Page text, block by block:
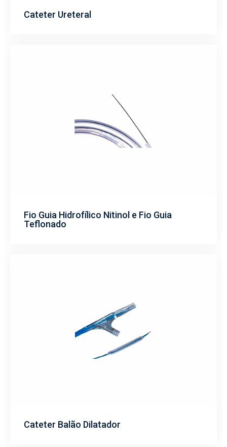
Cateter Ureteral
Fio Guia Hidrofílico Nitinol e Fio Guia
Teflonado
Cateter Balão Dilatador